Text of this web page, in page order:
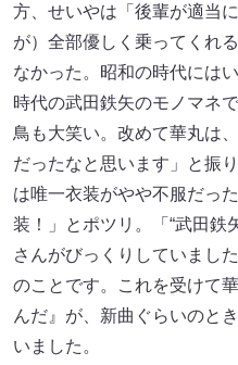
方、せいやは「後輩が適当
が）全部優しく乗ってくれ
なかった。昭和の時代には
時代の武田鉄矢のモノマネ
鳥も大笑い。改めて華丸は
だったなと思います」と振
は唯一衣装がやや不服だっ
装！」とポツリ。「“武田鉄
さんがびっくりしていまし
のことです。これを受けて
んだ』が、新曲ぐらいのと
いました。